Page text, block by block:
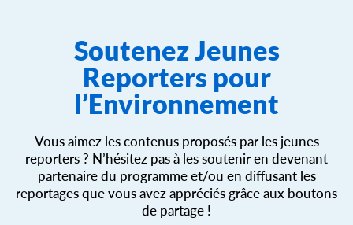
Soutenez Jeunes
Reporters pour
l’Environnement
Vous aimez les contenus proposés par les jeunes
reporters ? N’hésitez pas à les soutenir en devenant
partenaire du programme et/ou en diffusant les
reportages que vous avez appréciés grâce aux boutons
de partage !